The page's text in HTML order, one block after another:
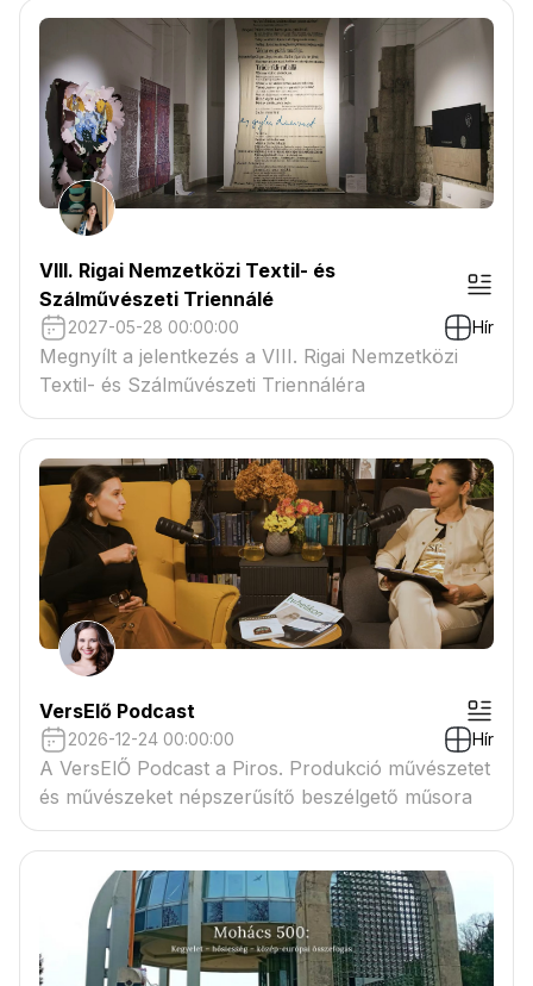
VIII. Rigai Nemzetközi Textil- és
Szálművészeti Triennálé
2027-05-28 00:00:00 Hír
Megnyílt a jelentkezés a VIII. Rigai Nemzetközi
Textil- és Szálművészeti Triennáléra
VersElő Podcast
2026-12-24 00:00:00 Hír
A VersElŐ Podcast a Piros. Produkció művészetet
és művészeket népszerűsítő beszélgető műsora